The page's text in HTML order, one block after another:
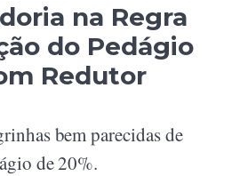
na Regra
do Pedágio
Redutor
bem parecidas de
de 20%.